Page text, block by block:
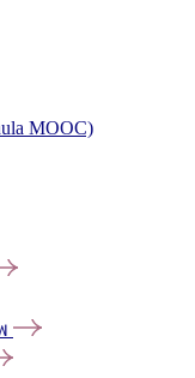
MOOC)